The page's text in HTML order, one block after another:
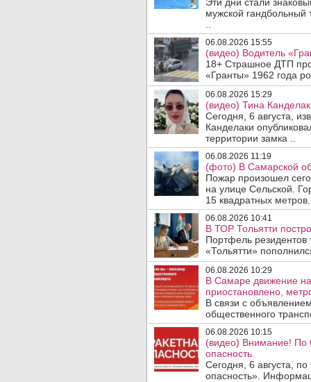
мужской гандбольный
06.08.2026 15:55
(видео) Водитель
18+ Страшное ДТП
«Гранты» 1962 года
06.08.2026 15:29
(видео) Тина
Сегодня, 6 августа,
Канделаки
территории замка ..
06.08.2026 11:19
(фото) В Самарской
Пожар произошел
на улице Сельской.
15 квадратных метров.
06.08.2026 10:41
В ТОР Тольятти
Портфель
«Тольятти»
06.08.2026 10:29
В Самаре движение
приостановлено,
В связи с
общественного
06.08.2026 10:15
(видео) Внимание! По
опасность.
Сегодня, 6 августа,
опасность».